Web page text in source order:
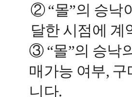
② “몰”의 승낙
달한 시점에
③ “몰”의 승낙
매가능 여부,
니다.